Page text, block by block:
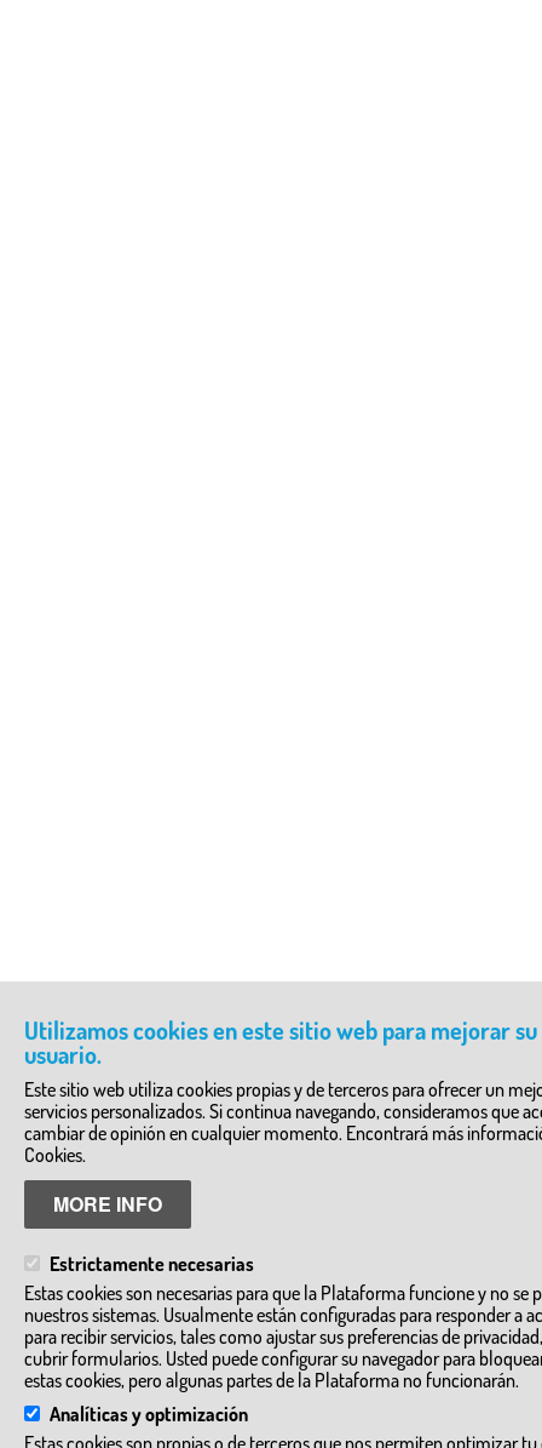
Utilizamos cookies en este sitio web para mejorar
usuario.
Este sitio web utiliza cookies propias y de terceros para ofrecer un
servicios personalizados. Si continua navegando, consideramos que
cambiar de opinión en cualquier momento. Encontrará más
Cookies.
MORE INFO
Estrictamente necesarias
Estas cookies son necesarias para que la Plataforma funcione y no se
nuestros sistemas. Usualmente están configuradas para responder a
para recibir servicios, tales como ajustar sus preferencias de
cubrir formularios. Usted puede configurar su navegador para
estas cookies, pero algunas partes de la Plataforma no funcionarán.
Analíticas y optimización
Estas cookies son propias o de terceros que nos permiten optimizar